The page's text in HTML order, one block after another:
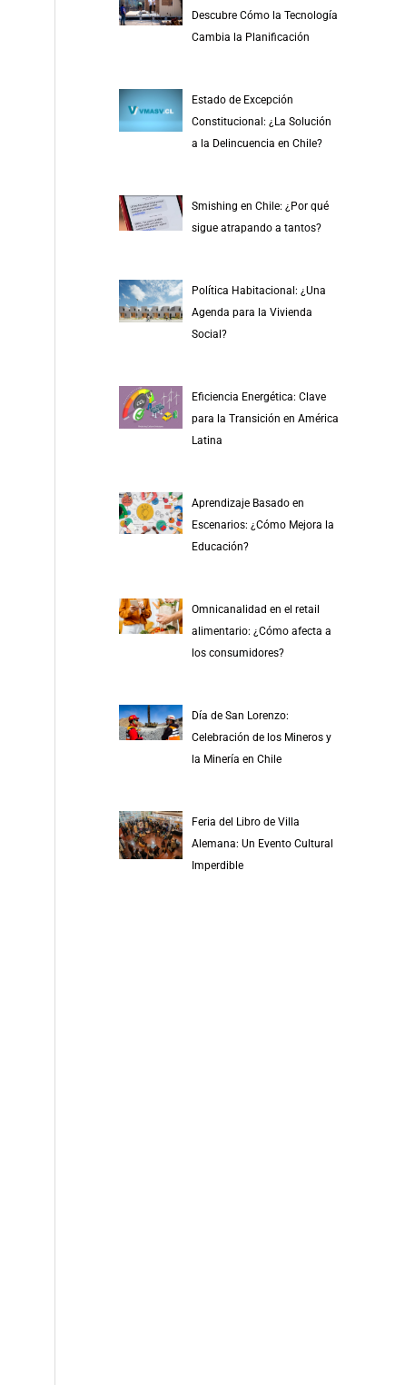
Descubre Cómo la Tecnología
Cambia la Planificación
Estado de Excepción
Constitucional: ¿La Solución
a la Delincuencia en Chile?
Smishing en Chile: ¿Por qué
sigue atrapando a tantos?
Política Habitacional: ¿Una
Agenda para la Vivienda
Social?
Eficiencia Energética: Clave
para la Transición en América
Latina
Aprendizaje Basado en
Escenarios: ¿Cómo Mejora la
Educación?
Omnicanalidad en el retail
alimentario: ¿Cómo afecta a
los consumidores?
Día de San Lorenzo:
Celebración de los Mineros y
la Minería en Chile
Feria del Libro de Villa
Alemana: Un Evento Cultural
Imperdible